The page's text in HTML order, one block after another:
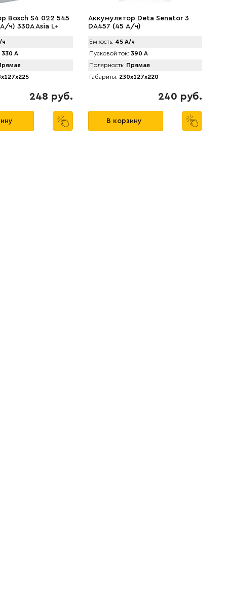
Bosch S4 022 545
ч) 330A Asia L+
330 А
248 руб.
Аккумулятор Deta Senator 3
DA457 (45 А/ч)
Емкость: 45 А/ч
Пусковой ток: 390 А
Полярность: Прямая
Габариты: 230x127x220
240 руб.
В корзину